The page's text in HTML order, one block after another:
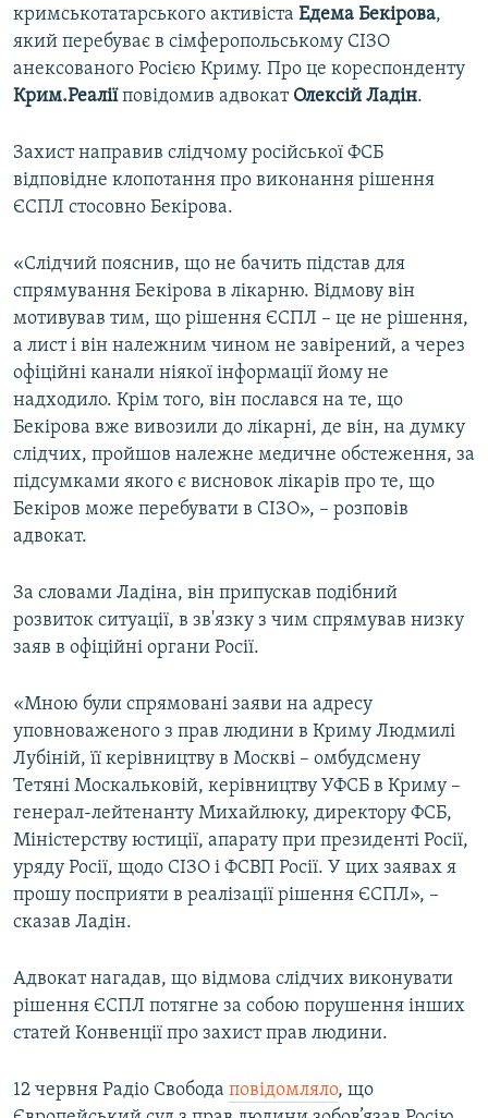
кримськотатарського активіста Едема Бекірова,
який перебуває в сімферопольському СІЗО
анексованого Росією Криму. Про це кореспонденту
Крим.Реаліїповідомив адвокат Олексій Ладін.
Захист направив слідчому російської ФСБ
відповідне клопотання про виконання рішення
ЄСПЛ стосовно Бекірова.
«Слідчий пояснив, що не бачить підстав для
спрямування Бекірова в лікарню. Відмову він
мотивував тим, що рішення ЄСПЛ – це не рішення,
а лист і він належним чином не завірений, а через
офіційні канали ніякої інформації йому не
надходило. Крім того, він послався на те, що
Бекірова вже вивозили до лікарні, де він, на думку
слідчих, пройшов належне медичне обстеження, за
підсумками якого є висновок лікарів про те, що
Бекіров може перебувати в СІЗО», – розповів
адвокат.
За словами Ладіна, він припускав подібний
розвиток ситуації, в зв'язку з чим спрямував низку
заяв в офіційні органи Росії.
«Мною були спрямовані заяви на адресу
уповноваженого з прав людини в Криму Людмилі
Лубіній, її керівництву в Москві – омбудсмену
Тетяні Москальковій, керівництву УФСБ в Криму –
генерал-лейтенанту Михайлюку, директору ФСБ,
Міністерству юстиції, апарату при президенті Росії,
уряду Росії, щодо СІЗО і ФСВП Росії. У цих заявах я
прошу посприяти в реалізації рішення ЄСПЛ», –
сказав Ладін.
Адвокат нагадав, що відмова слідчих виконувати
рішення ЄСПЛ потягне за собою порушення інших
статей Конвенції про захист прав людини.
12 червня Радіо Свобода повідомляло, що